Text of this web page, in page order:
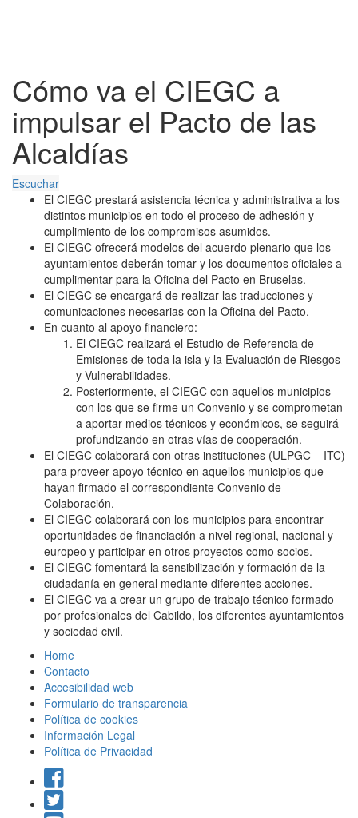
Cómo va el CIEGC a
impulsar el Pacto de las
Alcaldías
Escuchar
El CIEGC prestará asistencia técnica y administrativa a los
distintos municipios en todo el proceso de adhesión y
cumplimiento de los compromisos asumidos.
El CIEGC ofrecerá modelos del acuerdo plenario que los
ayuntamientos deberán tomar y los documentos oficiales a
cumplimentar para la Oficina del Pacto en Bruselas.
El CIEGC se encargará de realizar las traducciones y
comunicaciones necesarias con la Oficina del Pacto.
En cuanto al apoyo financiero:
El CIEGC realizará el Estudio de Referencia de
Emisiones de toda la isla y la Evaluación de Riesgos
y Vulnerabilidades.
Posteriormente, el CIEGC con aquellos municipios
con los que se firme un Convenio y se comprometan
a aportar medios técnicos y económicos, se seguirá
profundizando en otras vías de cooperación.
El CIEGC colaborará con otras instituciones (ULPGC – ITC)
para proveer apoyo técnico en aquellos municipios que
hayan firmado el correspondiente Convenio de
Colaboración.
El CIEGC colaborará con los municipios para encontrar
oportunidades de financiación a nivel regional, nacional y
europeo y participar en otros proyectos como socios.
El CIEGC fomentará la sensibilización y formación de la
ciudadanía en general mediante diferentes acciones.
El CIEGC va a crear un grupo de trabajo técnico formado
por profesionales del Cabildo, los diferentes ayuntamientos
y sociedad civil.
Home
Contacto
Accesibilidad web
Formulario de transparencia
Política de cookies
Información Legal
Política de Privacidad